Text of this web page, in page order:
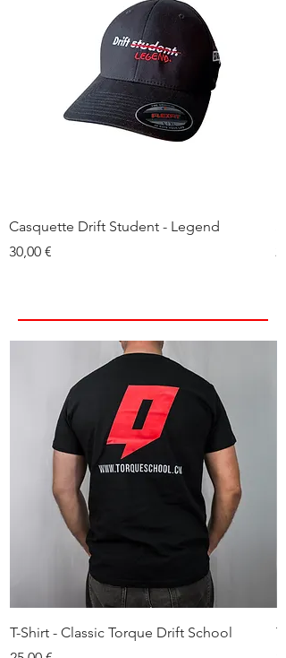
Casquette Drift Student - Legend
Prix
30,00 €
T-Shirt - Classic Torque Drift School